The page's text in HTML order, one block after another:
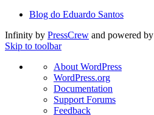
Blog do Eduardo Santos
Infinity by PressCrew and powered by
Skip to toolbar
About
WordPress
About WordPress
WordPress.org
Documentation
Support Forums
Feedback